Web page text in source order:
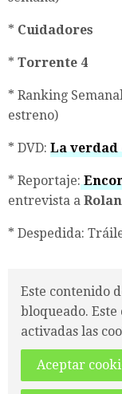
* Cuidadores
* Torrente 4
* Ranking
estreno)
* DVD: La verdad
* Reportaje:
entrevista a
* Despedida:
Este contenido
bloqueado.
activadas las
Aceptar